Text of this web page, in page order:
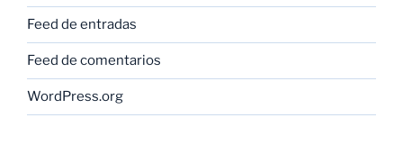
Feed de entradas
Feed de comentarios
WordPress.org